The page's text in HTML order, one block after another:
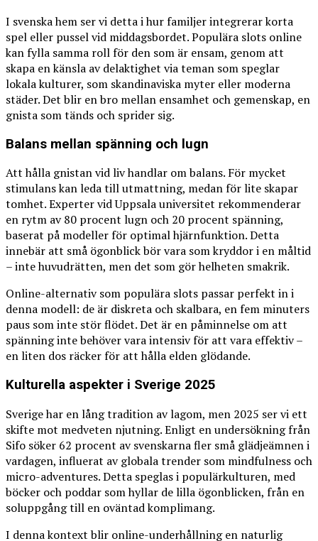
I svenska hem ser vi detta i hur familjer integrerar korta
spel eller pussel vid middagsbordet. Populära slots online
kan fylla samma roll för den som är ensam, genom att
skapa en känsla av delaktighet via teman som speglar
lokala kulturer, som skandinaviska myter eller moderna
städer. Det blir en bro mellan ensamhet och gemenskap, en
gnista som tänds och sprider sig.
Balans mellan spänning och lugn
Att hålla gnistan vid liv handlar om balans. För mycket
stimulans kan leda till utmattning, medan för lite skapar
tomhet. Experter vid Uppsala universitet rekommenderar
en rytm av 80 procent lugn och 20 procent spänning,
baserat på modeller för optimal hjärnfunktion. Detta
innebär att små ögonblick bör vara som kryddor i en måltid
– inte huvudrätten, men det som gör helheten smakrik.
Online-alternativ som populära slots passar perfekt in i
denna modell: de är diskreta och skalbara, en fem minuters
paus som inte stör flödet. Det är en påminnelse om att
spänning inte behöver vara intensiv för att vara effektiv –
en liten dos räcker för att hålla elden glödande.
Kulturella aspekter i Sverige 2025
Sverige har en lång tradition av lagom, men 2025 ser vi ett
skifte mot medveten njutning. Enligt en undersökning från
Sifo söker 62 procent av svenskarna fler små glädjeämnen i
vardagen, influerat av globala trender som mindfulness och
micro-adventures. Detta speglas i populärkulturen, med
böcker och poddar som hyllar de lilla ögonblicken, från en
soluppgång till en oväntad komplimang.
I denna kontext blir online-underhållning en naturlig